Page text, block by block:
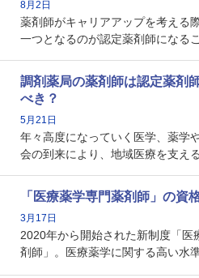
8月2日
薬剤師がキャリアアップを考える
一つとなるのが認定薬剤師になる
という声を聞いたことがあるかも
本記事では、認定薬剤師が「意味
れる理由や、取得するメリット、
アへの影響を解説します。
調剤薬局の薬剤師は認定薬剤
べき？
5月21日
年々高度になっていく医学、薬学
会の到来により、地域医療を支え
で、重要度が増しているのが認定
資格です。認定薬剤師とはいった
なのでしょうか。それを取得する
メリットがあるのでしょうか。
「医療薬学専門薬剤師」の資
3月17日
2020年から開始された新制度「医
剤師」。医療薬学に関する高い水